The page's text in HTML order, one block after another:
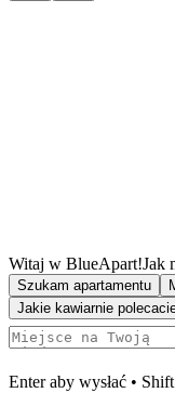
Witaj w BlueApart!Jak
Szukam apartamentu
Jakie kawiarnie
Enter aby wysłać •